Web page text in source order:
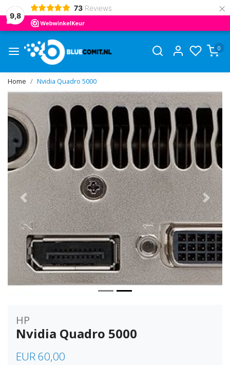
9,8
73 Reviews ×
0
Home Nvidia Quadro 5000
Vorige
HP
Nvidia Quadro 5000
EUR 60,00